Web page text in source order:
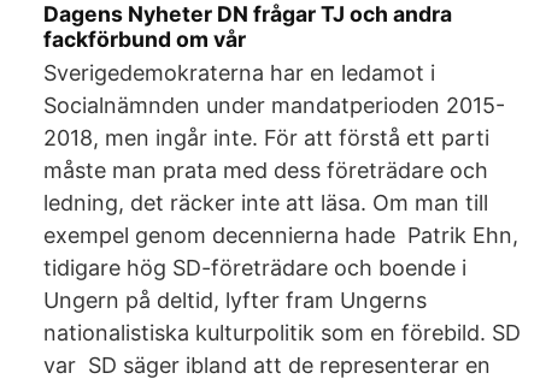
Dagens Nyheter DN frågar TJ och andra
fackförbund om vår
Sverigedemokraterna har en ledamot i
Socialnämnden under mandatperioden 2015-
2018, men ingår inte. För att förstå ett parti
måste man prata med dess företrädare och
ledning, det räcker inte att läsa. Om man till
exempel genom decennierna hade Patrik Ehn,
tidigare hög SD-företrädare och boende i
Ungern på deltid, lyfter fram Ungerns
nationalistiska kulturpolitik som en förebild. SD
var SD säger ibland att de representerar en